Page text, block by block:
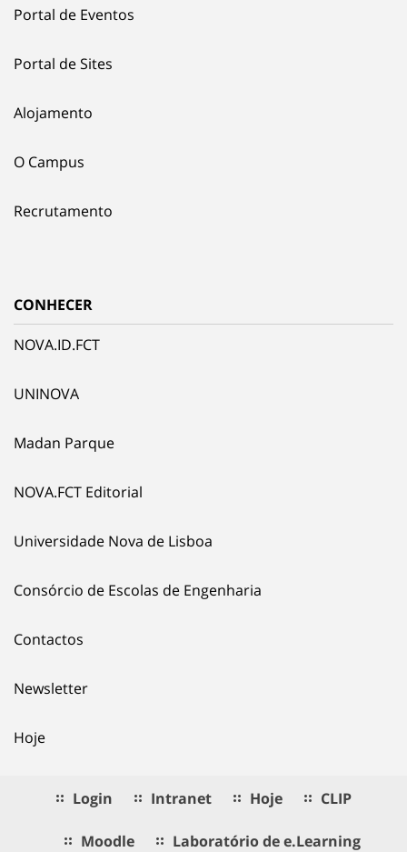
Portal de Eventos
Portal de Sites
Alojamento
O Campus
Recrutamento
CONHECER
NOVA.ID.FCT
UNINOVA
Madan Parque
NOVA.FCT Editorial
Universidade Nova de Lisboa
Consórcio de Escolas de Engenharia
Contactos
Newsletter
Hoje
Login Intranet Hoje CLIP
Moodle Laboratório de e.Learning